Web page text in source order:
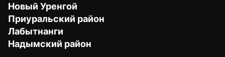
Новый Уренгой
Приуральский район
Лабытнанги
Надымский район